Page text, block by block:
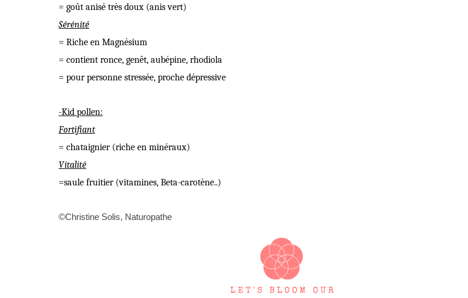
= goût anisé très doux (anis vert)
Sérénité
= Riche en Magnésium
= contient ronce, genêt, aubépine, rhodiola
= pour personne stressée, proche dépressive
-Kid pollen:
Fortifiant
= chataignier (riche en minéraux)
Vitalité
=saule fruitier (vitamines, Beta-carotène..)
©Christine Solis, Naturopathe